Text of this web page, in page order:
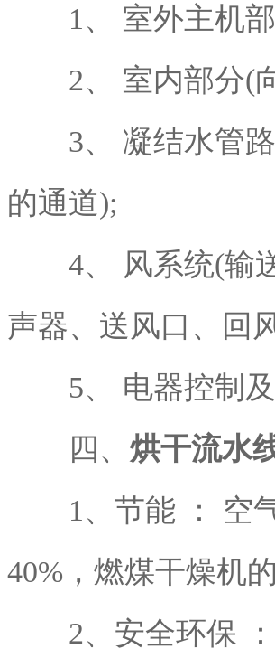
1、 室外主机部
2、 室内部分(向
3、 凝结水管路
的通道);
4、 风系统(输送
声器、送风口、回
5、 电器控制及
四、 烘干流水
1、节能 ： 空气
40%，燃煤干燥机
2、安全环保 ：